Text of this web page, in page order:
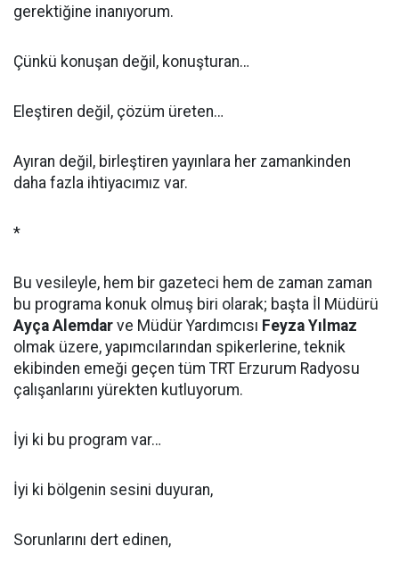
gerektiğine inanıyorum.
Çünkü konuşan değil, konuşturan…
Eleştiren değil, çözüm üreten…
Ayıran değil, birleştiren yayınlara her zamankinden
daha fazla ihtiyacımız var.
*
Bu vesileyle, hem bir gazeteci hem de zaman zaman
bu programa konuk olmuş biri olarak; başta İl Müdürü
Ayça Alemdar ve Müdür Yardımcısı Feyza Yılmaz
olmak üzere, yapımcılarından spikerlerine, teknik
ekibinden emeği geçen tüm TRT Erzurum Radyosu
çalışanlarını yürekten kutluyorum.
İyi ki bu program var…
İyi ki bölgenin sesini duyuran,
Sorunlarını dert edinen,